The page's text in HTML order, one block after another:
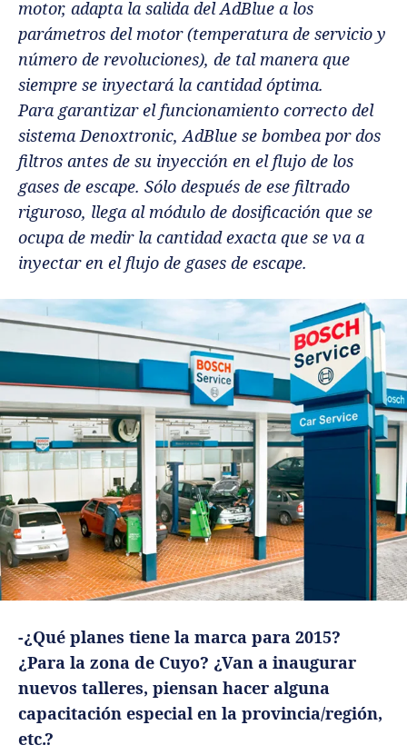
motor, adapta la salida del AdBlue a los
parámetros del motor (temperatura de servicio y
número de revoluciones), de tal manera que
siempre se inyectará la cantidad óptima.
Para garantizar el funcionamiento correcto del
sistema Denoxtronic, AdBlue se bombea por dos
filtros antes de su inyección en el flujo de los
gases de escape. Sólo después de ese filtrado
riguroso, llega al módulo de dosificación que se
ocupa de medir la cantidad exacta que se va a
inyectar en el flujo de gases de escape.
-¿Qué planes tiene la marca para 2015?
¿Para la zona de Cuyo? ¿Van a inaugurar
nuevos talleres, piensan hacer alguna
capacitación especial en la provincia/región,
etc.?